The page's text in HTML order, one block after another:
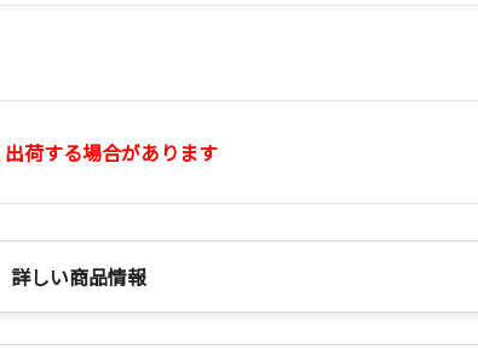
荷する場合があります
詳しい商品情報